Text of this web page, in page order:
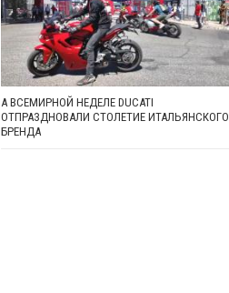
А ВСЕМИРНОЙ НЕДЕЛЕ DUCATI
ОТПРАЗДНОВАЛИ СТОЛЕТИЕ ИТАЛЬЯНСКОГО
БРЕНДА